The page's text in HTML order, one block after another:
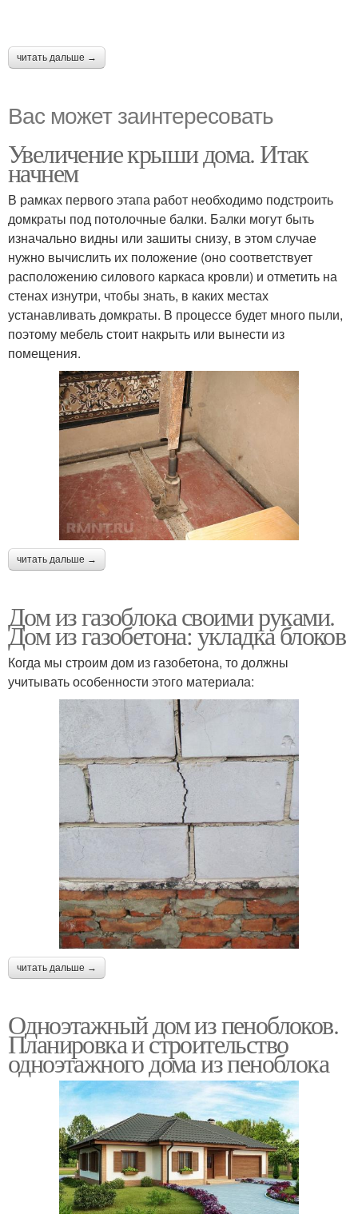
читать дальше →
Вас может заинтересовать
Увеличение крыши дома. Итак
начнем
В рамках первого этапа работ необходимо подстроить
домкраты под потолочные балки. Балки могут быть
изначально видны или зашиты снизу, в этом случае
нужно вычислить их положение (оно соответствует
расположению силового каркаса кровли) и отметить на
стенах изнутри, чтобы знать, в каких местах
устанавливать домкраты. В процессе будет много пыли,
поэтому мебель стоит накрыть или вынести из
помещения.
читать дальше →
Дом из газоблока своими руками.
Дом из газобетона: укладка блоков
Когда мы строим дом из газобетона, то должны
учитывать особенности этого материала:
читать дальше →
Одноэтажный дом из пеноблоков.
Планировка и строительство
одноэтажного дома из пеноблока